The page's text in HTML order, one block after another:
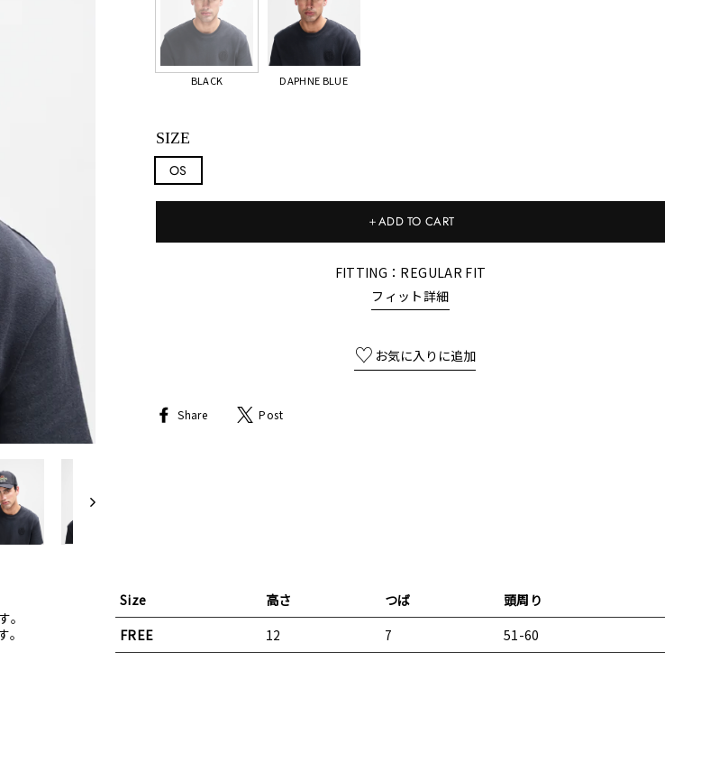
BLACK DAPHNE BLUE
SIZE
OS
＋ADD TO CART
FITTING：REGULAR FIT
フィット詳細
Share
Share
on
Post
Size 高さ つば
頭周り
FREE
12 7 51-60